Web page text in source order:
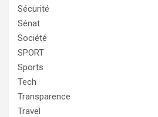
Sécurité
Sénat
Société
SPORT
Sports
Tech
Transparence
Travel